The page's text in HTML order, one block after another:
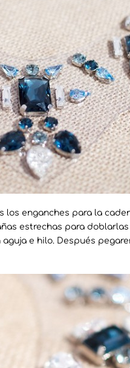
enganches para la
estrechas para
e hilo. Después